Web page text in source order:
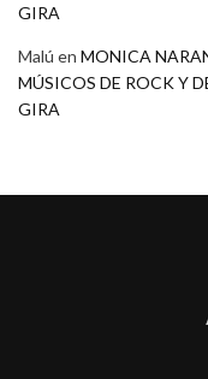
GIRA
Malú en MONICA
MÚSICOS DE ROCK Y
GIRA